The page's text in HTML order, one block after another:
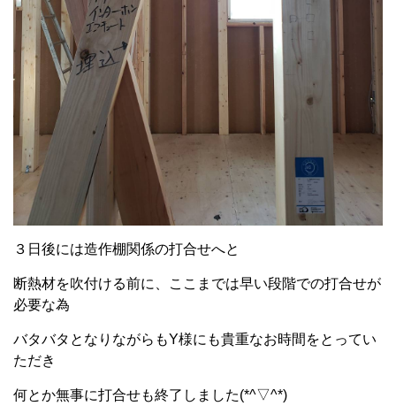
３日後には造作棚関係の打合せへと
断熱材を吹付ける前に、ここまでは早い段階での打合せが
必要な為
バタバタとなりながらもY様にも貴重なお時間をとってい
ただき
何とか無事に打合せも終了しました(*^▽^*)